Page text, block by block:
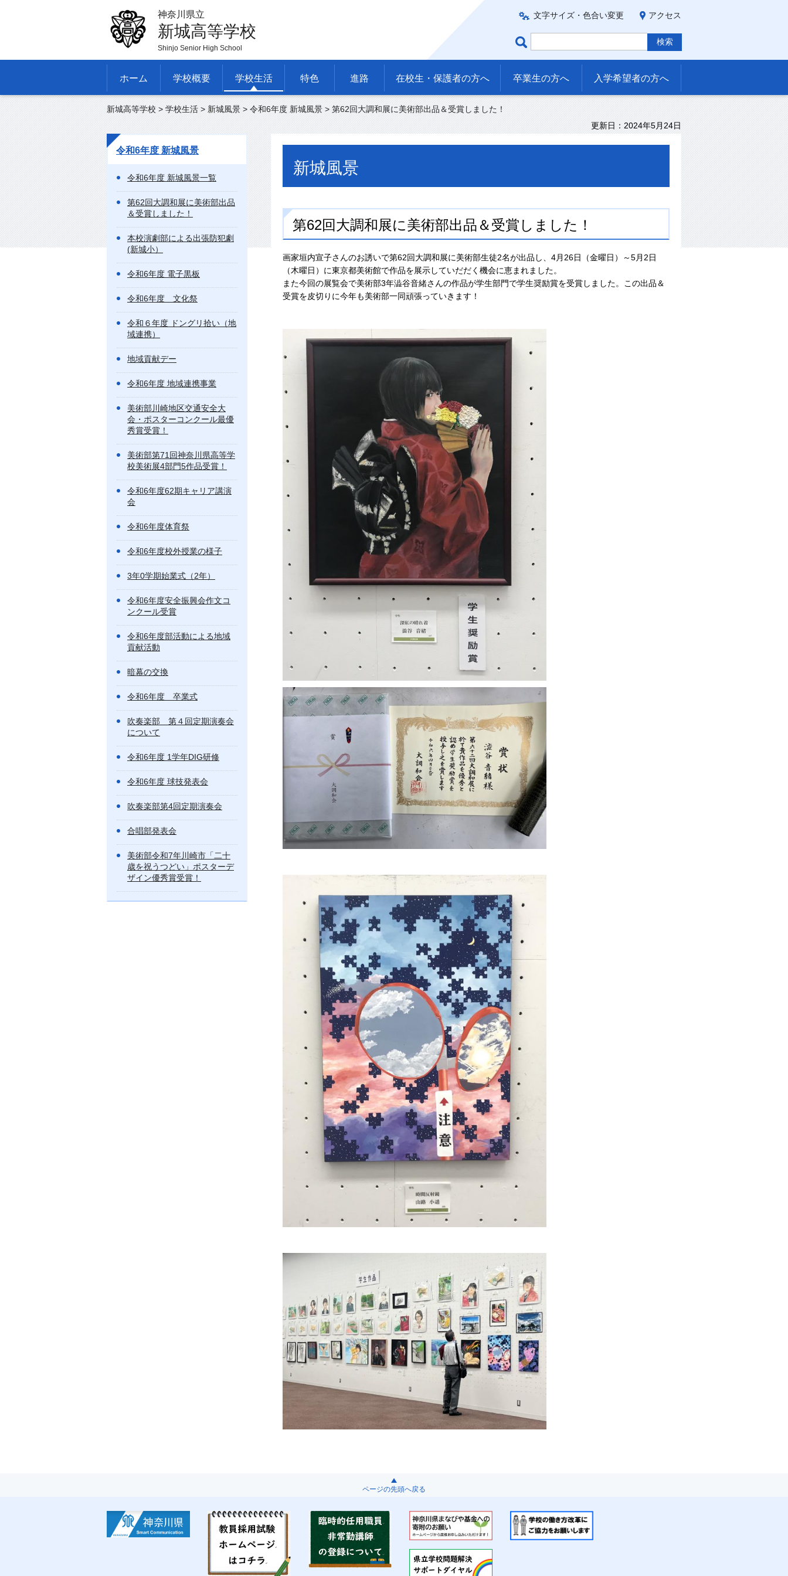
神奈川県立
新城高等学校
Shinjo Senior High School
文字サイズ・色合い変更 アクセス
ホーム 学校概要 学校生活 特色 進路 在校生・保護者の方へ 卒業生の方へ 入学希望者の方へ
新城高等学校>学校生活>新城風景>令和6年度 新城風景> 第62回大調和展に美術部出品＆受賞しました！
更新日：2024年5月24日
令和6年度 新城風景
令和6年度 新城風景一覧
第62回大調和展に美術部出品
＆受賞しました！
本校演劇部による出張防犯劇
(新城小）
令和6年度 電子黒板
令和6年度 文化祭
令和６年度 ドングリ拾い（地
域連携）
地域貢献デー
令和6年度 地域連携事業
美術部川崎地区交通安全大
会・ポスターコンクール最優
秀賞受賞！
美術部第71回神奈川県高等学
校美術展4部門5作品受賞！
令和6年度62期キャリア講演
会
令和6年度体育祭
令和6年度校外授業の様子
3年0学期始業式（2年）
令和6年度安全振興会作文コ
ンクール受賞
令和6年度部活動による地域
貢献活動
暗幕の交換
令和6年度 卒業式
吹奏楽部 第４回定期演奏会
について
令和6年度 1学年DIG研修
令和6年度 球技発表会
吹奏楽部第4回定期演奏会
合唱部発表会
美術部令和7年川崎市「二十
歳を祝うつどい」ポスターデ
ザイン優秀賞受賞！
新城風景
第62回大調和展に美術部出品＆受賞しました！
画家垣内宣子さんのお誘いで第62回大調和展に美術部生徒2名が出品し、4月26日（金曜日）～5月2日
（木曜日）に東京都美術館で作品を展示していだだく機会に恵まれました。
また今回の展覧会で美術部3年澁谷音緒さんの作品が学生部門で学生奨励賞を受賞しました。この出品＆
受賞を皮切りに今年も美術部一同頑張っていきます！
ページの先頭へ戻る